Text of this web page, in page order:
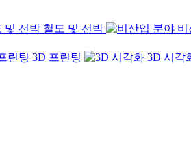
철도 및 선박
비
3D 프린팅
3D 시각